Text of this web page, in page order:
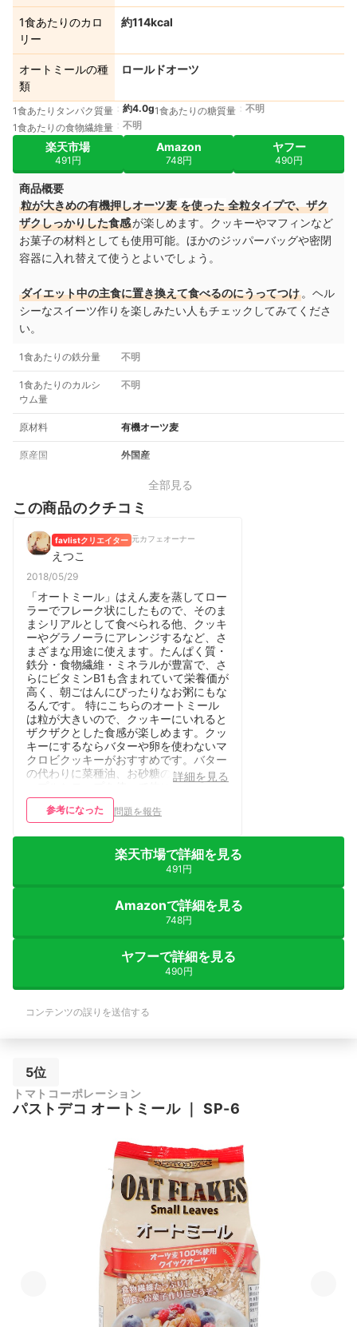
1食あたりのカロ
リー
約114kcal
オートミールの種
類
ロールドオーツ
1食あたりタンパク質量 約4.0g1食あたりの糖質量
不明
1食あたりの食物繊維量
不明
楽天市場
491円
Amazon
748円
ヤフー
490円
商品概要
粒が大きめの有機押しオーツ麦 を使った 全粒タイプで、ザク
ザクしっかりした食感が楽しめます。クッキーやマフィンなど
お菓子の材料としても使用可能。ほかのジッパーバッグや密閉
容器に入れ替えて使うとよいでしょう。
ダイエット中の主食に置き換えて食べるのにうってつけ 。ヘル
シーなスイーツ作りを楽しみたい人もチェックしてみてくださ
い。
1食あたりの鉄分量 不明
1食あたりのカルシ
ウム量
不明
原材料 有機オーツ麦
原産国 外国産
全部見る
この商品のクチコミ
favlistクリエイター 元カフェオーナー
えつこ
2018/05/29
「オートミール」はえん麦を蒸してロー
ラーでフレーク状にしたもので、そのま
まシリアルとして食べられる他、クッキ
ーやグラノーラにアレンジするなど、さ
まざまな用途に使えます。たんぱく質・
鉄分・食物繊維・ミネラルが豊富で、さ
らにビタミンB1も含まれていて栄養価が
高く、朝ごはんにぴったりなお粥にもな
るんです。 特にこちらのオートミール
は粒が大きいので、クッキーにいれると
ザクザクとした食感が楽しめます。クッ
キーにするならバターや卵を使わないマ
クロビクッキーがおすすめです。バター
の代わりに菜種油、お砂糖の代わりにメ
ープルシロップを使って体に優しいおや
つにしてみましょう。 お粥は和風に味
つけしてもいいですが、私は子供の離乳
食でバナナミルクがゆにしてあげていま
した。離乳食や介護食として利用すると
きは、よく煮て柔らかくしてください
ね。 現在も娘には、バナナミルクがゆ
ですが、とても気に入って食べていま
す。子供もおいしく栄養がとれるので、
詳細を見る
参考になった 問題を報告
楽天市場で詳細を見る
491円
Amazonで詳細を見る
748円
ヤフーで詳細を見る
490円
コンテンツの誤りを送信する
5位
トマトコーポレーション
パストデコ オートミール｜ SP-6